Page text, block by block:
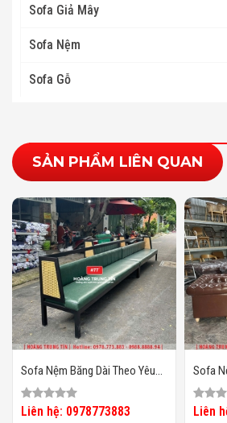
Sofa Giả Mây
Sofa Nệm
Sofa Gỗ
SẢN PHẨM LIÊN QUAN
Sofa Nệm Băng Dài Theo Yêu
Cầu HTT03
Liên hệ: 0978773883
Sofa
Cầu
Liên